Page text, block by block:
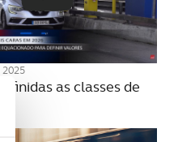
as classes de